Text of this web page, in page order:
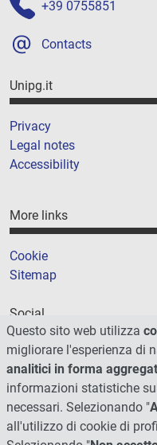
+39 0755851
Contacts
Unipg.it
Privacy
Legal notes
Accessibility
More links
Cookie
Sitemap
Social
Questo sito web utilizza
migliorare l'esperienza di
analitici in forma
informazioni statistiche
necessari. Selezionando "
all'utilizzo di cookie di